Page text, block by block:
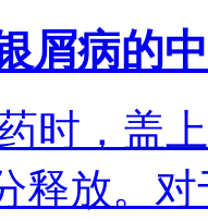
屑病的
时，盖
释放。